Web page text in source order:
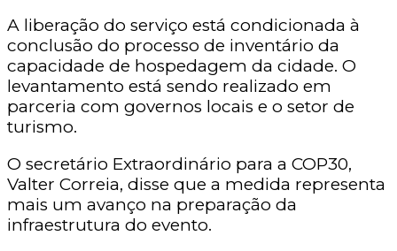
A liberação do serviço está condicionada à
conclusão do processo de inventário da
capacidade de hospedagem da cidade. O
levantamento está sendo realizado em
parceria com governos locais e o setor de
turismo.
O secretário Extraordinário para a COP30,
Valter Correia, disse que a medida representa
mais um avanço na preparação da
infraestrutura do evento.